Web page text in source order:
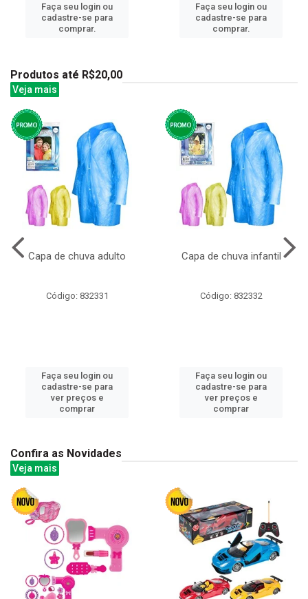
Faça seu login ou
cadastre-se para
comprar.
Faça seu login ou
cadastre-se para
comprar.
Produtos até R$20,00
Veja mais
Capa de chuva adulto
Código: 832331
Faça seu login ou
cadastre-se para
ver preços e
comprar
Capa de chuva infantil
Código: 832332
Faça seu login ou
cadastre-se para
ver preços e
comprar
Confira as Novidades
Veja mais